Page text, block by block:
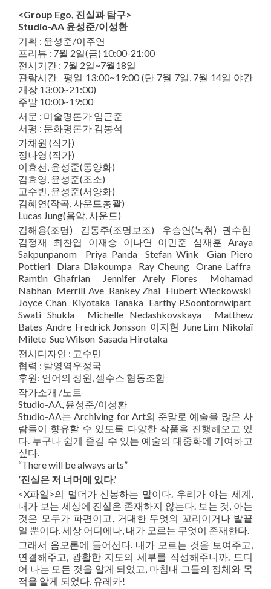
<Group Ego, 진실과 탐구>
Studio-AA 윤성준/이성환
기획 : 윤성준/이주연
프리뷰 : 7월 2일(금) 10:00-21:00
전시기간 : 7월 2일~7월18일
관람시간 평일 13:00~19:00 (단 7월 7일, 7월 14일 야간
개장 13:00~21:00)
주말 10:00~19:00
서문 : 미술평론가 임근준
서평 : 문화평론가 김봉석
가채원 (작가)
정나영 (작가)
이효선, 윤성준(동양화)
김효영, 윤성준(조소)
고수빈, 윤성준(서양화)
김혜연(작곡, 사운드총괄)
Lucas Jung(음악, 사운드)
김해용(조명) 김동주(조명보조) 우승연(녹취) 권수현
김정재 최찬엽 이재승 이나연 이민준 심재훈 Araya
Sakpunpanom Priya Panda Stefan Wink Gian Piero
Pottieri Diara Diakoumpa Ray Cheung Orane Laffra
Ramtin Ghafrian Jennifer Arely Flores Mohamad
Nabhan Merrill Ave Rankey Zhai Hubert Wieckowski
Joyce Chan Kiyotaka Tanaka Earthy P.Soontornwipart
Swati Shukla Michelle Nedashkovskaya Matthew
Bates Andre Fredrick Jonsson 이지현 June Lim Nikolaï
Milete Sue Wilson Sasada Hirotaka
전시디자인 : 고수민
협력 : 탈영역우정국
후원: 언어의 정원, 셀수스 협동조합
작가소개 /노트
Studio-AA, 윤성준/이성환
Studio-AA는 Archiving for Art의 준말로 예술을 많은 사
람들이 향유할 수 있도록 다양한 작품을 진행해오고 있
다. 누구나 쉽게 즐길 수 있는 예술의 대중화에 기여하고
싶다.
“There will be always arts”
‘진실은 저 너머에 있다.’
<X파일>의 멀더가 신봉하는 말이다. 우리가 아는 세계,
내가 보는 세상에 진실은 존재하지 않는다. 보는 것, 아는
것은 모두가 파편이고, 거대한 무엇의 꼬리이거나 발끝
일 뿐이다. 세상 어디에나, 내가 모르는 무엇이 존재한다.
그래서 음모론에 들어선다. 내가 모르는 것을 보여주고,
연결해주고, 광활한 지도의 세부를 작성해주니까. 드디
어 나는 모든 것을 알게 되었고, 마침내 그들의 정체와 목
적을 알게 되었다. 유레카!